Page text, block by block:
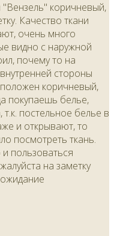
коричневый,
Качество ткани
очень много
видно с наружной
почему то на
стороны
коричневый,
покупаешь белье,
постельное белье в
и открывают, то
посмотреть ткань.
пользоваться
на заметку